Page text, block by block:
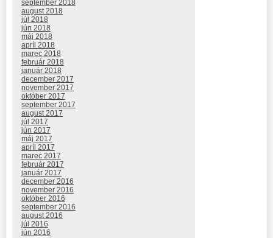
september 2018
august 2018
júl 2018
jún 2018
máj 2018
apríl 2018
marec 2018
február 2018
január 2018
december 2017
november 2017
október 2017
september 2017
august 2017
júl 2017
jún 2017
máj 2017
apríl 2017
marec 2017
február 2017
január 2017
december 2016
november 2016
október 2016
september 2016
august 2016
júl 2016
jún 2016